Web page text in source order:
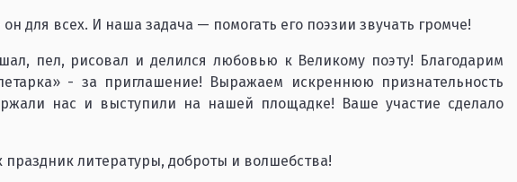
для всех. И наша задача — помогать его поэзии звучать громче!
пел, рисовал и делился любовью к Великому поэту! Благодарим
- за приглашение! Выражаем искреннюю признательность
нас и выступили на нашей площадке! Ваше участие сделало
праздник литературы, доброты и волшебства!